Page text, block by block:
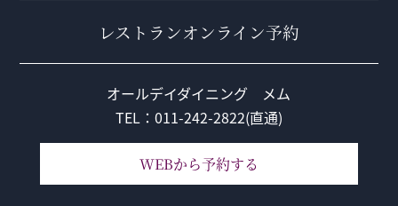
レストランオンライン予約
オールデイダイニング メム
TEL：011-242-2822(直通)
WEBから予約する